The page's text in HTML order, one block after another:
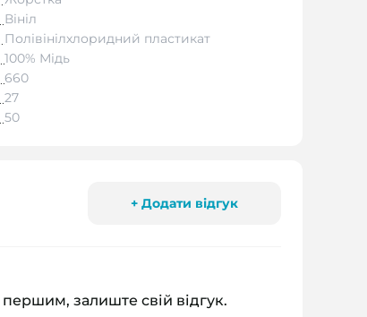
Вініл
Полівінілхлоридний пластикат
100% Мідь
660
27
50
+ Додати відгук
першим, залиште свій відгук.